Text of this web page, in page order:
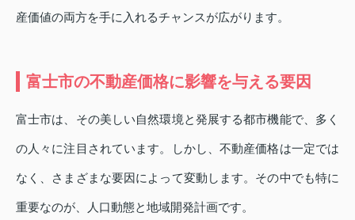
産価値の両方を手に入れるチャンスが広がります。
富士市の不動産価格に影響を与える要因
富士市は、その美しい自然環境と発展する都市機能で、多く
の人々に注目されています。しかし、不動産価格は一定では
なく、さまざまな要因によって変動します。その中でも特に
重要なのが、人口動態と地域開発計画です。